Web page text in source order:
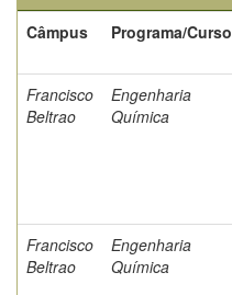
Câmpus
Programa/Curso
Francisco
Beltrao
Engenharia
Química
Francisco
Beltrao
Engenharia
Química